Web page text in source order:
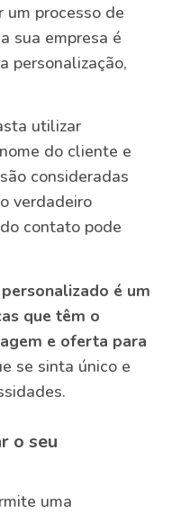
um processo de
sua empresa é
personalização,
utilizar
do cliente e
consideradas
verdadeiro
contato pode
é um
que têm o
e oferta para
se sinta único e
o seu
uma